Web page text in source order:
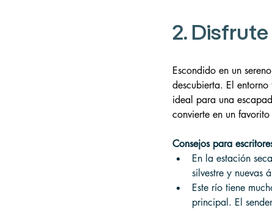
2.
Escondido en un
descubierta. El
ideal para una
convierte en un
Consejos para
En la estación
silvestre y nuevas
Este río tiene
principal. El